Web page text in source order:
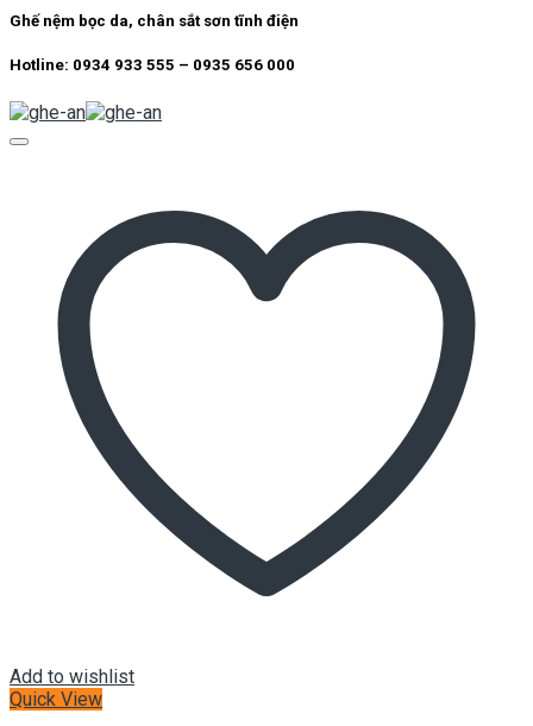
Ghế nệm bọc da, chân sắt sơn tĩnh điện
Hotline: 0934 933 555 – 0935 656 000
Add to wishlist
Quick View